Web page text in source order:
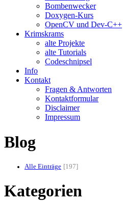
Bombenwecker
Doxygen-Kurs
OpenCV und Dev-C++
Krimskrams
alte Projekte
alte Tutorials
Codeschnipsel
Info
Kontakt
Fragen & Antworten
Kontaktformular
Disclaimer
Impressum
Blog
Alle Einträge 197
Kategorien